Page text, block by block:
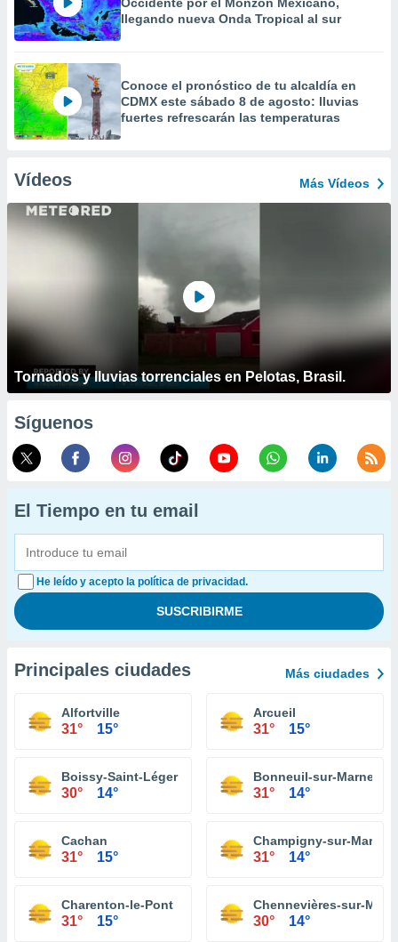
llegando nueva Onda Tropical al sur
Conoce el pronóstico de tu alcaldía en
CDMX este sábado 8 de agosto: lluvias
fuertes refrescarán las temperaturas
Vídeos Más Vídeos
Tornados y lluvias torrenciales en Pelotas, Brasil.
Síguenos
El Tiempo en tu email
He leído y acepto la política de privacidad.
Principales ciudades Más ciudades
Alfortville
31° 15°
Arcueil
31° 15°
Boissy-Saint-Léger
30° 14°
Bonneuil-sur-Marne
31° 14°
Cachan
31° 15°
Champigny-sur-Marne
31° 14°
Charenton-le-Pont
31° 15°
Chennevières-sur-
30° 14°